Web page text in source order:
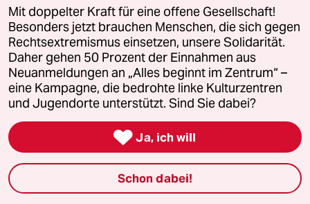
Arcy Shtoink
01.01.2015,22:23 Uhr
@Age Krüger:
Volle Zustimmung. Aber sind es nicht
Papi Gisy und seine Montagsdemo-
Rabauken, die den Kurden Syrer und
Iraker ihre mörderischen
unpazifistischen Spielzeuge (Waffen)
Mit doppelter Kraft für eine offene Gesellschaft!
Besonders jetzt brauchen Menschen, die sich gegen
Rechtsextremismus einsetzen, unsere Solidarität.
Daher gehen 50 Prozent der Einnahmen aus
Neuanmeldungen an „Alles beginnt im Zentrum“ –
eine Kampagne, die bedrohte linke Kulturzentren
und Jugendorte unterstützt. Sind Sie dabei?
 Ja, ich will
Schon dabei!